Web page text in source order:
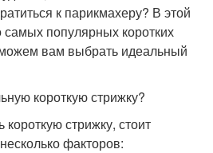
к парикмахеру? В этой
популярных коротких
вам выбрать идеальный
короткую стрижку?
стрижку, стоит
факторов: